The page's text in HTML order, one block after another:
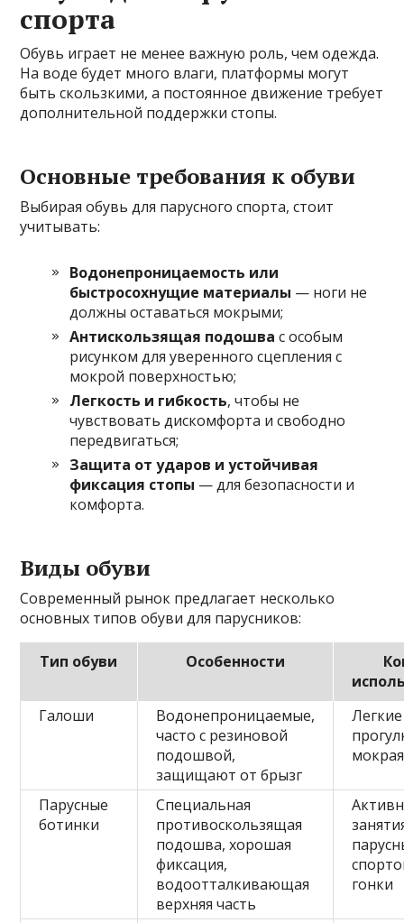
спорта
Обувь играет не менее важную роль, чем одежда.
На воде будет много влаги, платформы могут
быть скользкими, а постоянное движение требует
дополнительной поддержки стопы.
Основные требования к обуви
Выбирая обувь для парусного спорта, стоит
учитывать:
Водонепроницаемость или
быстросохнущие материалы — ноги не
должны оставаться мокрыми;
Антискользящая подошва с особым
рисунком для уверенного сцепления с
мокрой поверхностью;
Легкость и гибкость, чтобы не
чувствовать дискомфорта и свободно
передвигаться;
Защита от ударов и устойчивая
фиксация стопы — для безопасности и
комфорта.
Виды обуви
Современный рынок предлагает несколько
основных типов обуви для парусников:
Тип обуви Особенности
Галоши
Водонепроницаемые,
часто с резиновой
подошвой,
защищают от брызг
Легкие
Парусные
ботинки
Специальная
противоскользящая
подошва, хорошая
фиксация,
водоотталкивающая
верхняя часть
гонки